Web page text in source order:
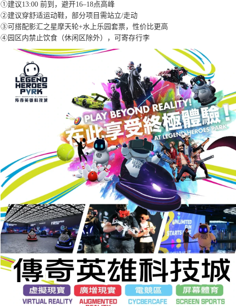
①建议13:00 前到，避开16–18点高峰
②建议穿舒适运动鞋，部分项目需站立/走动
③可搭配影汇之星摩天轮+水上乐园套票，性价比更高
④园区内禁止饮食（休闲区除外），可寄存行李